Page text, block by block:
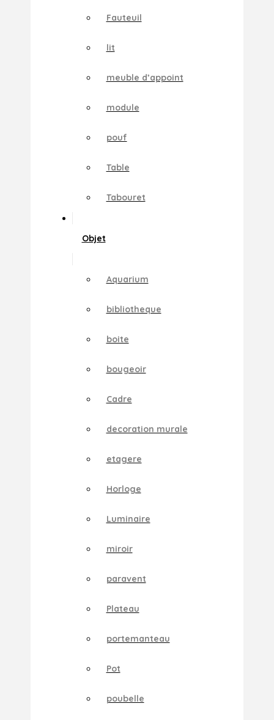
Fauteuil
lit
meuble d’appoint
module
pouf
Table
Tabouret
Objet
Aquarium
bibliotheque
boite
bougeoir
Cadre
decoration murale
etagere
Horloge
Luminaire
miroir
paravent
Plateau
portemanteau
Pot
poubelle